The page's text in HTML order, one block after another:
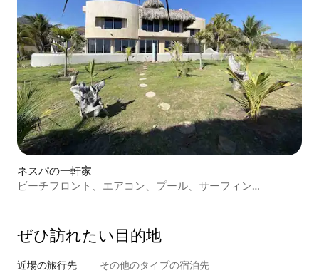
ネスパの一軒家
ビーチフロント、エアコン、プール、サーフィン
ぜひ訪⁠れ⁠た⁠い目⁠的⁠地
近場の旅行先 その他のタ⁠イ⁠プ⁠の宿⁠泊⁠先